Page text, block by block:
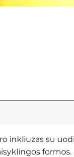
inkliuzas su